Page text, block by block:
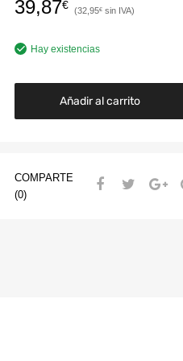
39,87€ 32,95€
Hay existencias
Añadir al carrito
COMPARTE
(0)